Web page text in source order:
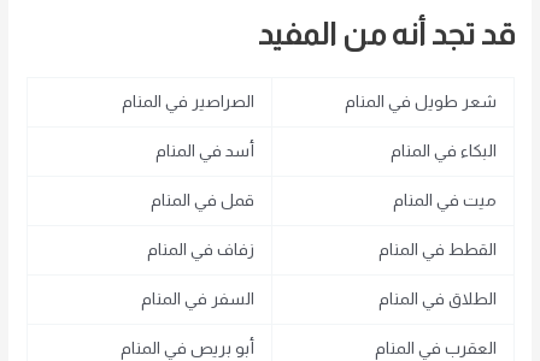
قد تجد أنه من المفيد
شعر طويل في المنام الصراصير في المنام
البكاء في المنام أسد في المنام
ميت في المنام قمل في المنام
القطط في المنام زفاف في المنام
الطلاق في المنام السفر في المنام
العقرب في المنام أبو بريص في المنام